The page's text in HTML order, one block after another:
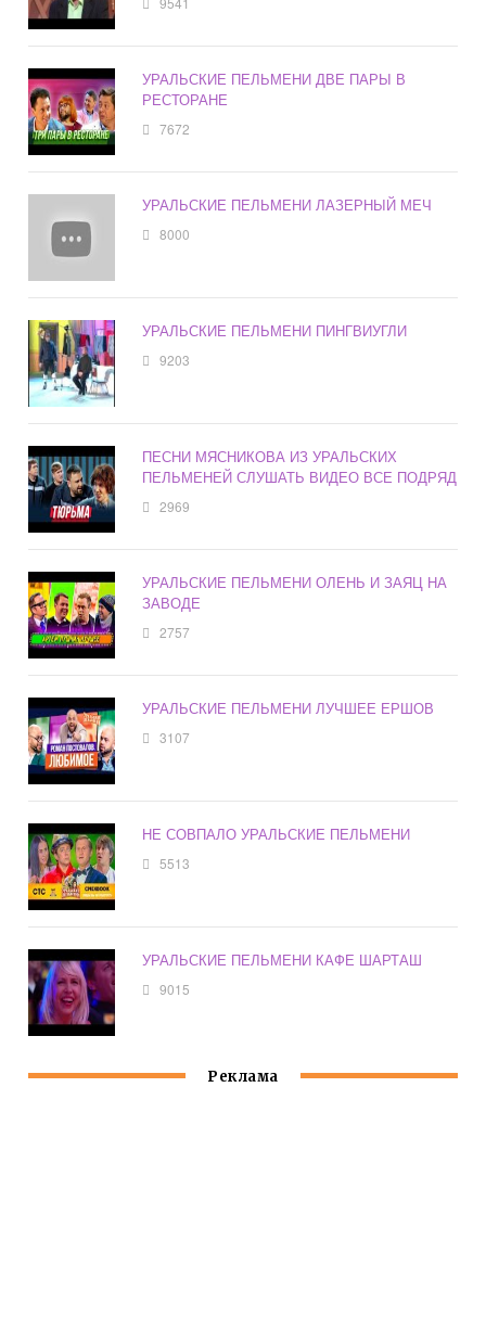
УРАЛЬСКИЕ ПЕЛЬМЕНИ ДВЕ ПАРЫ В
РЕСТОРАНЕ
7672
УРАЛЬСКИЕ ПЕЛЬМЕНИ ЛАЗЕРНЫЙ МЕЧ
8000
УРАЛЬСКИЕ ПЕЛЬМЕНИ ПИНГВИУГЛИ
9203
ПЕСНИ МЯСНИКОВА ИЗ УРАЛЬСКИХ
ПЕЛЬМЕНЕЙ СЛУШАТЬ ВИДЕО ВСЕ ПОДРЯД
2969
УРАЛЬСКИЕ ПЕЛЬМЕНИ ОЛЕНЬ И ЗАЯЦ НА
ЗАВОДЕ
2757
УРАЛЬСКИЕ ПЕЛЬМЕНИ ЛУЧШЕЕ ЕРШОВ
3107
НЕ СОВПАЛО УРАЛЬСКИЕ ПЕЛЬМЕНИ
5513
УРАЛЬСКИЕ ПЕЛЬМЕНИ КАФЕ ШАРТАШ
9015
Реклама